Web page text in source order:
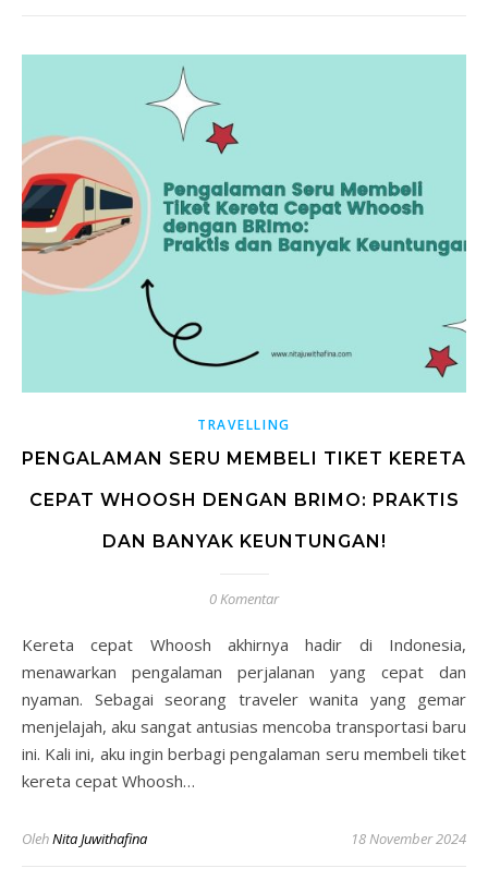
TRAVELLING
PENGALAMAN SERU MEMBELI TIKET KERETA
CEPAT WHOOSH DENGAN BRIMO: PRAKTIS
DAN BANYAK KEUNTUNGAN!
0 Komentar
Kereta cepat Whoosh akhirnya hadir di Indonesia,
menawarkan pengalaman perjalanan yang cepat dan
nyaman. Sebagai seorang traveler wanita yang gemar
menjelajah, aku sangat antusias mencoba transportasi baru
ini. Kali ini, aku ingin berbagi pengalaman seru membeli tiket
kereta cepat Whoosh…
OlehNita Juwithafina 18 November 2024